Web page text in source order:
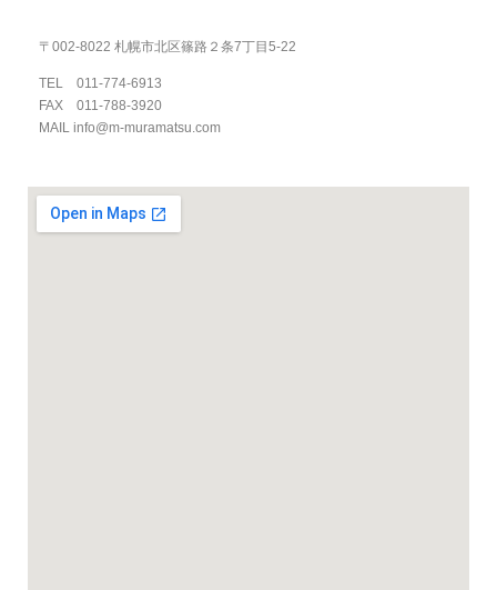
〒002-8022 札幌市北区篠路２条7丁目5-22
TEL 011-774-6913
FAX 011-788-3920
MAIL info@m-muramatsu.com